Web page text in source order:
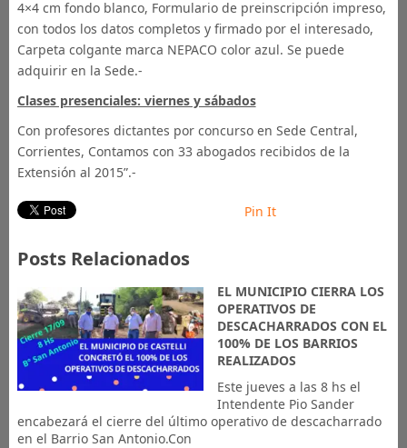
4×4 cm fondo blanco, Formulario de preinscripción impreso,
con todos los datos completos y firmado por el interesado,
Carpeta colgante marca NEPACO color azul. Se puede
adquirir en la Sede.-
Clases presenciales: viernes y sábados
Con profesores dictantes por concurso en Sede Central,
Corrientes, Contamos con 33 abogados recibidos de la
Extensión al 2015”.-
Pin It
Posts Relacionados
EL MUNICIPIO CIERRA LOS
OPERATIVOS DE
DESCACHARRADOS CON EL
100% DE LOS BARRIOS
REALIZADOS
Este jueves a las 8 hs el
Intendente Pio Sander
encabezará el cierre del último operativo de descacharrado
en el Barrio San Antonio.Con